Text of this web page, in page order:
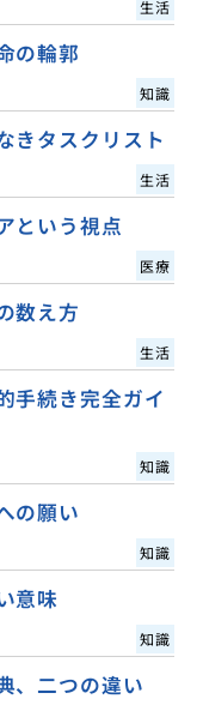
生活
の輪郭
知識
きタスクリスト
生活
という視点
医療
数え方
生活
手続き完全ガイ
知識
の願い
知識
意味
知識
、二つの違い